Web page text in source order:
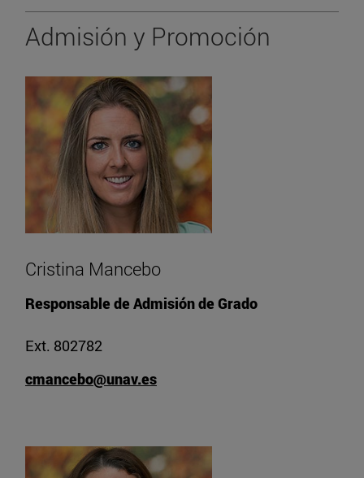
Admisión y Promoción
Cristina Mancebo
Responsable de Admisión de Grado
Ext. 802782
cmancebo@unav.es